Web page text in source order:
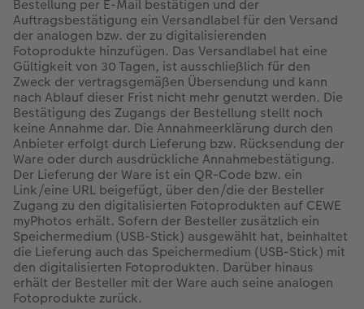
Bestellung per E-Mail bestätigen und der
Auftragsbestätigung ein Versandlabel für den Versand
der analogen bzw. der zu digitalisierenden
Fotoprodukte hinzufügen. Das Versandlabel hat eine
Gültigkeit von 30 Tagen, ist ausschließlich für den
Zweck der vertragsgemäßen Übersendung und kann
nach Ablauf dieser Frist nicht mehr genutzt werden. Die
Bestätigung des Zugangs der Bestellung stellt noch
keine Annahme dar. Die Annahmeerklärung durch den
Anbieter erfolgt durch Lieferung bzw. Rücksendung der
Ware oder durch ausdrückliche Annahmebestätigung.
Der Lieferung der Ware ist ein QR-Code bzw. ein
Link/eine URL beigefügt, über den/die der Besteller
Zugang zu den digitalisierten Fotoprodukten auf CEWE
myPhotos erhält. Sofern der Besteller zusätzlich ein
Speichermedium (USB-Stick) ausgewählt hat, beinhaltet
die Lieferung auch das Speichermedium (USB-Stick) mit
den digitalisierten Fotoprodukten. Darüber hinaus
erhält der Besteller mit der Ware auch seine analogen
Fotoprodukte zurück.